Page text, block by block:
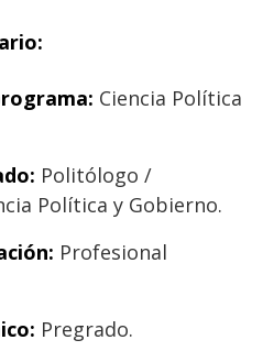
Ciencia Política
Politólogo /
Política y Gobierno.
Profesional
Pregrado.